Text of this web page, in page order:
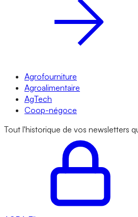
Agrofourniture
Agroalimentaire
AgTech
Coop-négoce
Tout l'historique de vos newsletters